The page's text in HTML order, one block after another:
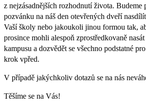
z nejzásadnějších rozhodnutí života. Budeme
pozvánku na náš den otevřených dveří
Vaší školy nebo jakoukoli jinou formou tak,
prosince mohli alespoň zprostředkovaně
kampusu a dozvědět se všechno podstatné
krok vpřed.
V případě jakýchkoliv dotazů se na nás
Těšíme se na Vás!